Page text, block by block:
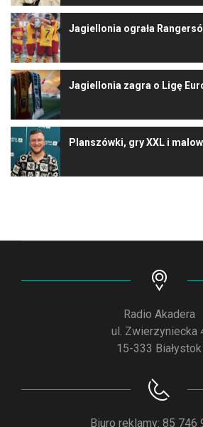
Jagiellonia ograła
Jagiellonia zagra o Ligę
Planszówki, gry XXL i
Radio Akadera
ul. Zwierzyniecka
15-333 Białystok
Biuro reklamy: 85 746